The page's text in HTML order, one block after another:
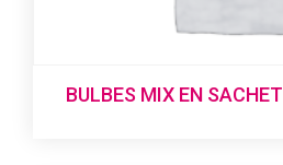
BULBES MIX EN SACHET